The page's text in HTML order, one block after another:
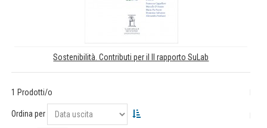
Sostenibilità. Contributi per il II rapporto SuLab
1 Prodotti/o
Ordina per